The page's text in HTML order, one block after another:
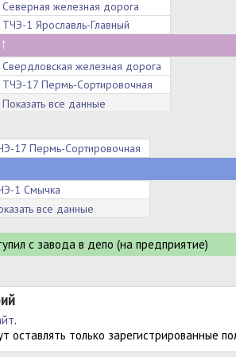
Северная железная дорога
ТЧЭ-1 Ярославль-Главный
↑
Свердловская железная дорога
ТЧЭ-17 Пермь-Сортировочная
Показать все данные
17 Пермь-Сортировочная
1 Смычка
все данные
c завода в депо (на предприятие)
.
оставлять только зарегистрированные